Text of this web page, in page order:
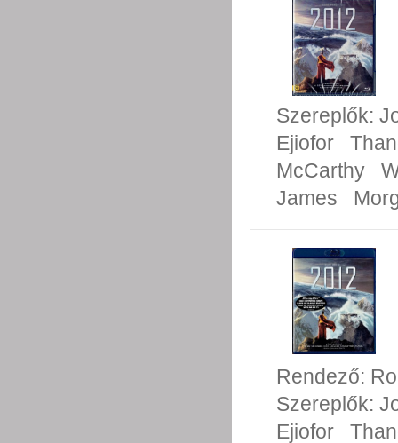
Szereplők:
Ejiofor
McCarthy
James
Rendező:
Szereplők:
Ejiofor